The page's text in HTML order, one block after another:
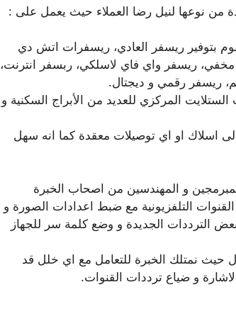
من نوعها لنيل رضا العملاء حيث يعمل على :
بتوفير ريسفر العادي، ريسفرات اتش دي
ريسفر واي فاي لاسلكي، ربسفر انترنت،
ريسفر رقمي و ديجتال.
المركزي للعديد من الأبراج السكنية و
اسلاك او اي توصيلات معقدة كما انه سهل
و المهندسين من اصحاب الخبرة
التلفزيونية مع ضبط اعدادات الصورة و
الترددات الجديدة و وضع كلمة سر للجهاز
حيث نمتلك الخبرة للتعامل مع اي خلل قد
و ضياع ترددات القنوات.